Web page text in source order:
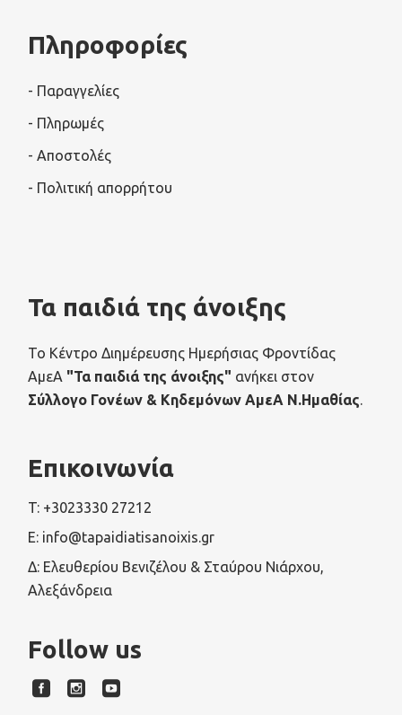
Πληροφορίες
- Παραγγελίες
- Πληρωμές
- Αποστολές
- Πολιτική απορρήτου
Τα παιδιά της άνοιξης
Το Κέντρο Διημέρευσης Ημερήσιας Φροντίδας
ΑμεΑ "Τα παιδιά της άνοιξης" ανήκει στον
Σύλλογο Γονέων & Κηδεμόνων ΑμεΑ Ν.Ημαθίας.
Επικοινωνία
T: +3023330 27212
E: info@tapaidiatisanoixis.gr
Δ: Ελευθερίου Βενιζέλου & Σταύρου Νιάρχου,
Αλεξάνδρεια
Follow us